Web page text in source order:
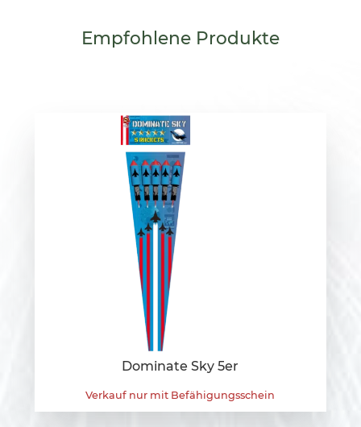
Empfohlene Produkte
Dominate Sky 5er
Verkauf nur mit Befähigungsschein